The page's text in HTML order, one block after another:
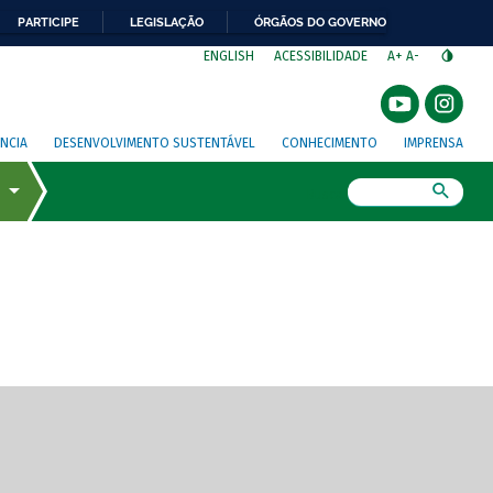
PARTICIPE LEGISLAÇÃO ÓRGÃOS DO GOVERNO
ENGLISH ACESSIBILIDADE A+ A-
DESENVOLVIMENTO SUSTENTÁVEL CONHECIMENTO IMPRENSA
de tela